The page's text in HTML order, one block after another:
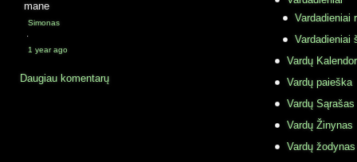
mane
Simonas
·
1 year ago
Daugiau komentarų
Vardadieniai
Vardadieniai
Vardų
Vardų paieška
Vardų Sąrašas
Vardų Žinynas
Vardų